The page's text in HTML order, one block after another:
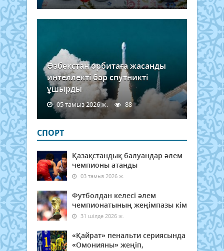
Өзбекстан орбитаға жасанды
интеллекті бар спутникті
ұшырды
05 тамыз 2026 ж. 88
СПОРТ
Қазақстандық балуандар әлем
чемпионы атанды
03 тамыз 2026 ж.
Футболдан келесі әлем
чемпионатының жеңімпазы кім
31 шілде 2026 ж.
«Қайрат» пенальти сериясында
«Омонияны» жеңіп,